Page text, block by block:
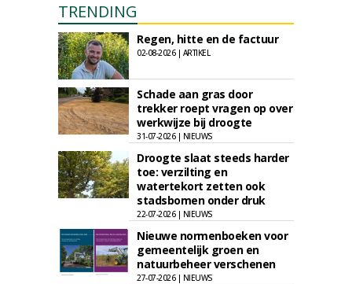
TRENDING
Regen, hitte en de factuur
02-08-2026 | ARTIKEL
Schade aan gras door
trekker roept vragen op over
werkwijze bij droogte
31-07-2026 | NIEUWS
Droogte slaat steeds harder
toe: verzilting en
watertekort zetten ook
stadsbomen onder druk
22-07-2026 | NIEUWS
Nieuwe normenboeken voor
gemeentelijk groen en
natuurbeheer verschenen
27-07-2026 | NIEUWS